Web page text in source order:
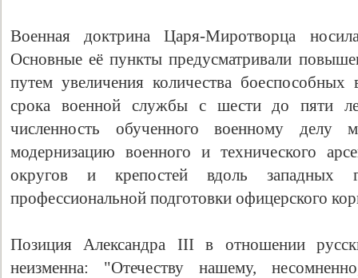
Военная доктрина Царя-Миротворца
Основные её пункты предусматривали
путем увеличения количества боеспособных
срока военной службы с шести до пяти
численность обученного военному делу
модернизацию военного и технического
округов и крепостей вдоль западных
профессиональной подготовки офицерского
Позиция Александра III в отношении
неизменна: "Отечеству нашему,